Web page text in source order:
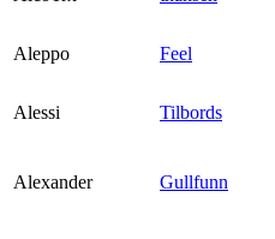
Aleppo
Feel
Alessi Tilbords
Alexander Gullfunn